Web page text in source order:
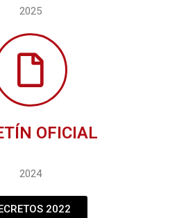
2025
OFICIAL
2024
2022